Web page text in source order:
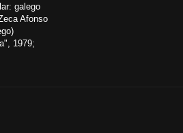
galego
Afonso
1979;